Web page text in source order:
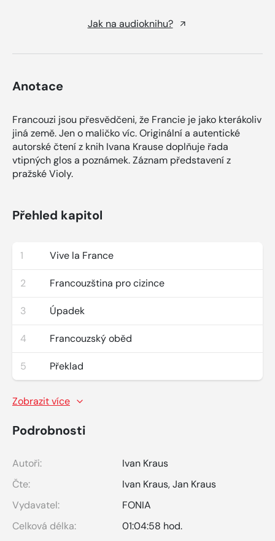
Jak na audioknihu?
Anotace
Francouzi jsou přesvědčeni, že Francie je jako kterákoliv
jiná země. Jen o maličko víc. Originální a autentické
autorské čtení z knih Ivana Krause doplňuje řada
vtipných glos a poznámek. Záznam představení z
pražské Violy.
Přehled kapitol
1 Vive la France
2 Francouzština pro cizince
3 Úpadek
4 Francouzský oběd
5 Překlad
Zobrazit více
Podrobnosti
Autoři:
Ivan Kraus
Čte:
Ivan Kraus,Jan Kraus
Vydavatel:
FONIA
Celková délka:
01:04:58 hod.